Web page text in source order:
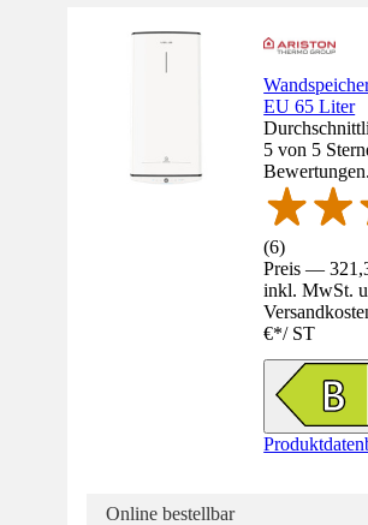
EU 65 Liter
5 von 5
Bewertungen.
(6)
Preis —
inkl. MwSt.
€*/ ST
Online bestellbar